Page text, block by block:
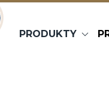
PRODUKTY
Warzywa